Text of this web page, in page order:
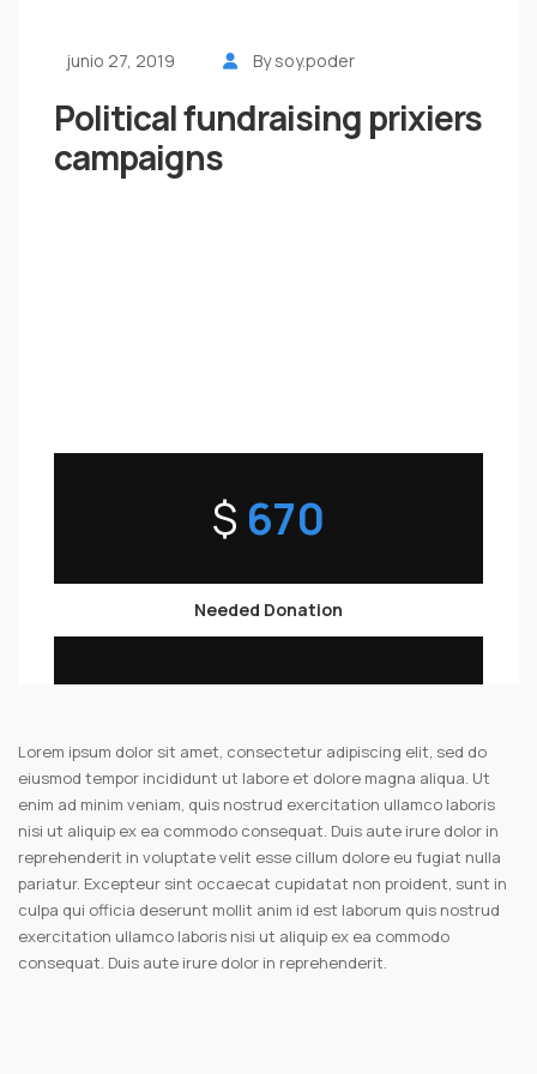
junio 27, 2019 By soy.poder
Political fundraising prixiers
campaigns
$ 670
Needed Donation
Lorem ipsum dolor sit amet, consectetur adipiscing elit, sed do
eiusmod tempor incididunt ut labore et dolore magna aliqua. Ut
enim ad minim veniam, quis nostrud exercitation ullamco laboris
nisi ut aliquip ex ea commodo consequat. Duis aute irure dolor in
reprehenderit in voluptate velit esse cillum dolore eu fugiat nulla
pariatur. Excepteur sint occaecat cupidatat non proident, sunt in
culpa qui officia deserunt mollit anim id est laborum quis nostrud
exercitation ullamco laboris nisi ut aliquip ex ea commodo
consequat. Duis aute irure dolor in reprehenderit.